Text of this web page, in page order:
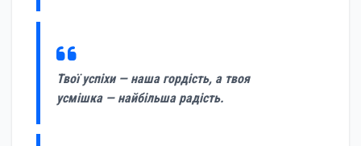
Твої успіхи — наша гордість, а твоя
усмішка — найбільша радість.